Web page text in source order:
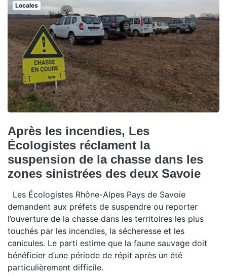
Locales
Après les incendies, Les
Écologistes réclament la
suspension de la chasse dans les
zones sinistrées des deux Savoie
Les Écologistes Rhône-Alpes Pays de Savoie
demandent aux préfets de suspendre ou reporter
l’ouverture de la chasse dans les territoires les plus
touchés par les incendies, la sécheresse et les
canicules. Le parti estime que la faune sauvage doit
bénéficier d’une période de répit après un été
particulièrement difficile.